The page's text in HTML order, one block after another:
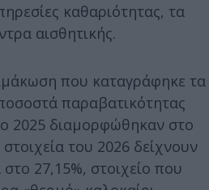
καθαριότητας, τα
αισθητικής.
που καταγράφηκε τα
παραβατικότητας
2025 διαμορφώθηκαν στο
του 2026 δείχνουν
27,15%, στοιχείο που